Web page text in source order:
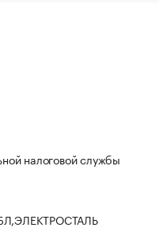
налоговой службы